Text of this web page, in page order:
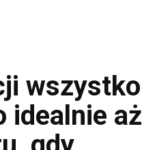
wszystko
idealnie aż